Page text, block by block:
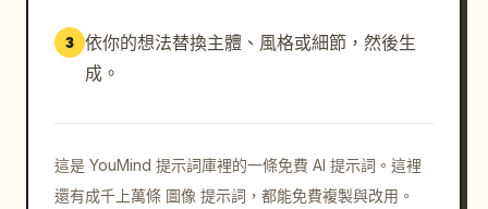
3 依你的想法替換主體、風格或細節，然後生
成。
這是 YouMind 提示詞庫裡的一條免費 AI 提示詞。這裡
還有成千上萬條 圖像 提示詞，都能免費複製與改用。